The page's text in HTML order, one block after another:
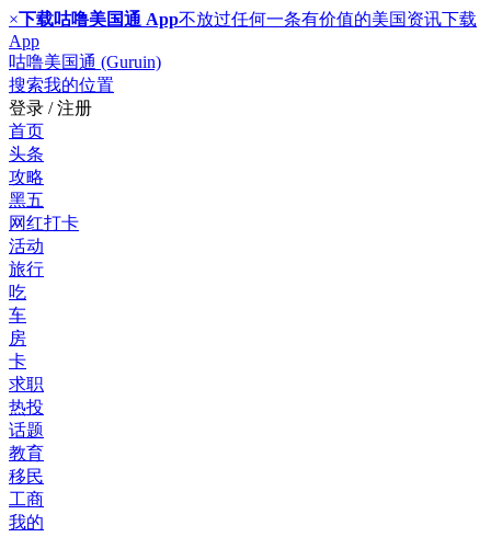
×下载咕噜美国通 App不放过任何一条有价值的美国资讯下载
App
咕噜美国通 (Guruin)
搜索我的位置
登录 / 注册
首页
头条
攻略
黑五
网红打卡
活动
旅行
吃
车
房
卡
求职
热投
话题
教育
移民
工商
我的